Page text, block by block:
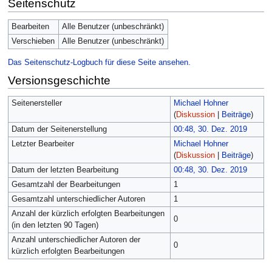
Seitenschutz
Bearbeiten
Alle Benutzer (unbeschränkt)
Verschieben
Alle Benutzer (unbeschränkt)
Das Seitenschutz-Logbuch für diese Seite ansehen.
Versionsgeschichte
Seitenersteller
Michael Hohner
(Diskussion| Beiträge)
Datum der Seitenerstellung
00:48, 30. Dez. 2019
Letzter Bearbeiter
Michael Hohner
(Diskussion| Beiträge)
Datum der letzten Bearbeitung
00:48, 30. Dez. 2019
Gesamtzahl der Bearbeitungen
1
Gesamtzahl unterschiedlicher Autoren
1
Anzahl der kürzlich erfolgten Bearbeitungen
(in den letzten 90 Tagen)
0
Anzahl unterschiedlicher Autoren der
kürzlich erfolgten Bearbeitungen
0